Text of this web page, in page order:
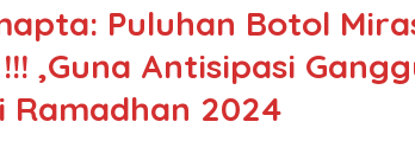
Puluhan Botol
,Guna Antisipasi
Ramadhan 2024